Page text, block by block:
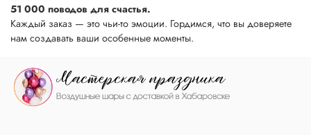
51 000 поводов для счастья.
Каждый заказ — это чьи-то эмоции. Гордимся, что вы доверяете
нам создавать ваши особенные моменты.